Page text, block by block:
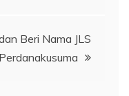
Beri Nama JLS